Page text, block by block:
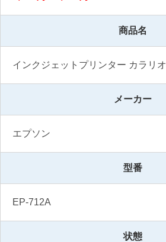
商品名
インクジェットプリンター カラリオ
メーカー
エプソン
型番
EP-712A
状態